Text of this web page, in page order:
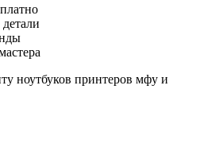
ноутбуков принтеров мфу и